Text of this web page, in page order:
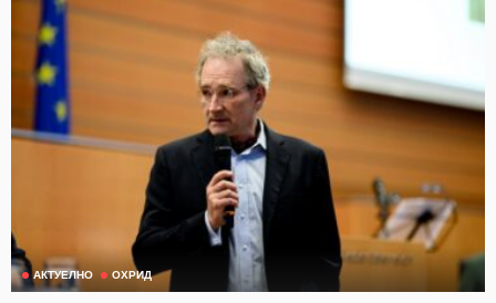
АКТУЕЛНО ОХРИД